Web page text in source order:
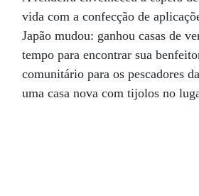
vida com a confecção de
Japão mudou: ganhou casas de
tempo para encontrar sua
comunitário para os pescadores
uma casa nova com tijolos no